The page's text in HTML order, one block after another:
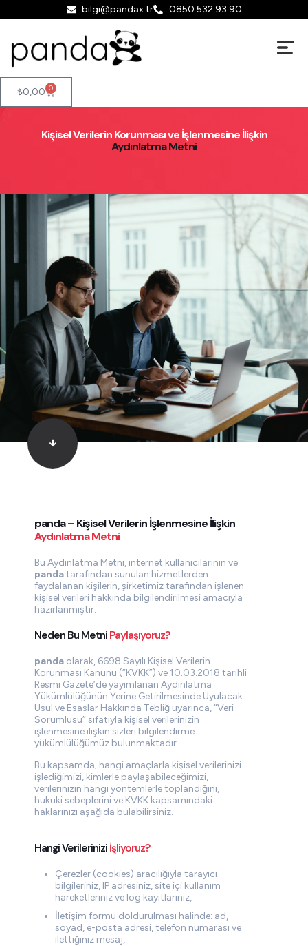
bilgi@pandax.tr 0850 532 93 90
₺0,00 0
Kişisel Verilerin Korunması ve İşlenmesine İlişkin
Aydınlatma Metni
panda – Kişisel Verilerin İşlenmesine İlişkin
Aydınlatma Metni
Bu Aydınlatma Metni, internet kullanıcılarının ve
pandatarafından sunulan hizmetlerden
faydalanan kişilerin, şirketimiz tarafından işlenen
kişisel verileri hakkında bilgilendirilmesi amacıyla
hazırlanmıştır.
Neden Bu Metni Paylaşıyoruz?
panda olarak, 6698 Sayılı Kişisel Verilerin
Korunması Kanunu (“KVKK”) ve 10.03.2018 tarihli
Resmi Gazete’de yayımlanan Aydınlatma
Yükümlülüğünün Yerine Getirilmesinde Uyulacak
Usul ve Esaslar Hakkında Tebliğ uyarınca, “Veri
Sorumlusu” sıfatıyla kişisel verilerinizin
işlenmesine ilişkin sizleri bilgilendirme
yükümlülüğümüz bulunmaktadır.
Bu kapsamda; hangi amaçlarla kişisel verilerinizi
işlediğimizi, kimlerle paylaşabileceğimizi,
verilerinizin hangi yöntemlerle toplandığını,
hukuki sebeplerini ve KVKK kapsamındaki
haklarınızı aşağıda bulabilirsiniz.
Hangi Verilerinizi İşliyoruz?
Çerezler (cookies) aracılığıyla tarayıcı
bilgileriniz, IP adresiniz, site içi kullanım
hareketleriniz ve log kayıtlarınız,
İletişim formu doldurulması halinde: ad,
soyad, e-posta adresi, telefon numarası ve
ilettiğiniz mesaj,